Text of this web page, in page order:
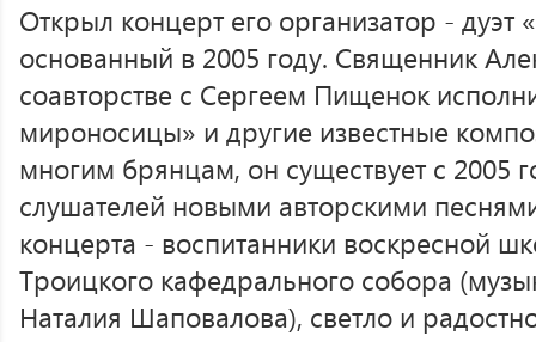
Открыл концерт его организатор - дуэт
основанный в 2005 году. Священник
соавторстве с Сергеем Пищенок
мироносицы» и другие известные
многим брянцам, он существует с 2005
слушателей новыми авторскими
концерта - воспитанники воскресной
Троицкого кафедрального собора
Наталия Шаповалова), светло и